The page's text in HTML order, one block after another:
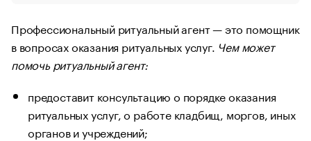
Профессиональный ритуальный агент — это помощник
в вопросах оказания ритуальных услуг. Чем может
помочь ритуальный агент:
предоставит консультацию о порядке оказания
ритуальных услуг, о работе кладбищ, моргов, иных
органов и учреждений;